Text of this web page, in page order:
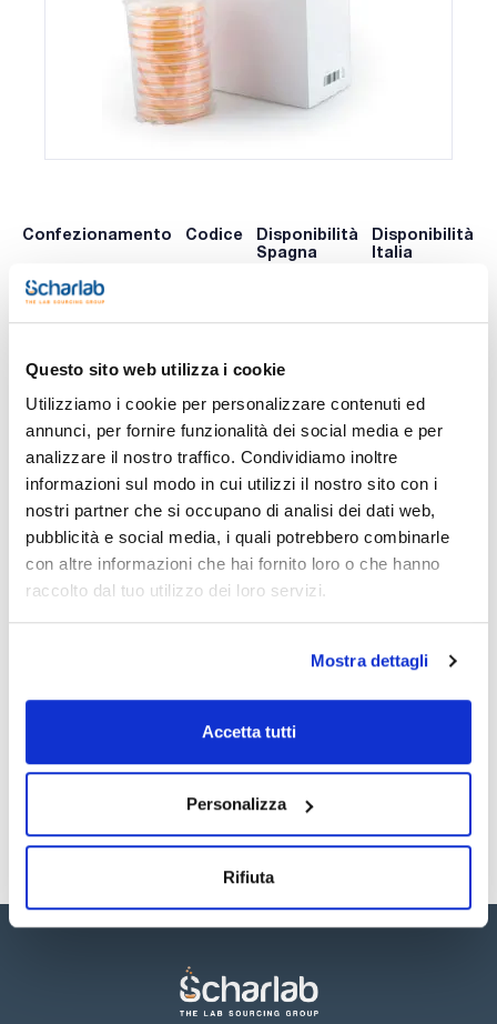
Questo sito web utilizza i cookie
Utilizziamo i cookie per personalizzare contenuti ed
annunci, per fornire funzionalità dei social media e per
analizzare il nostro traffico. Condividiamo inoltre
informazioni sul modo in cui utilizzi il nostro sito con i
nostri partner che si occupano di analisi dei dati web,
pubblicità e social media, i quali potrebbero combinarle
con altre informazioni che hai fornito loro o che hanno
raccolto dal tuo utilizzo dei loro servizi.
Mostra dettagli
Accetta tutti
Personalizza
Rifiuta
Confezionamento Codice
Disponibilità
Spagna
Disponibilità
Italia
20x90mmØ
ns.uffici
ns.uffici
Stampa pagina prodotto
Caratteristiche
Presentazione : 20 piastre da 90 mm di diametro
Tipo di imballaggio : Stack
064-PA0001
Mezzo per l'isolamento e la coltura di microrganismi esigenti,
particolarmente indicato per N.meningitidis, N gonorrhoeae e
Haemophilus spp.
Vedi di più
Documentazione tecnica